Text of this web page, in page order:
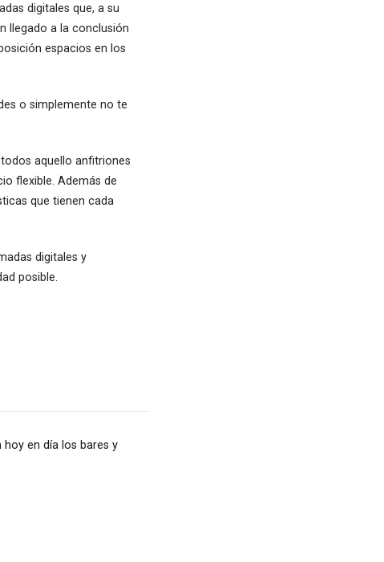
digitales que, a su
llegado a la conclusión
espacios en los
o simplemente no te
aquello anfitriones
flexible. Además de
que tienen cada
digitales y
posible.
hoy en día los bares y